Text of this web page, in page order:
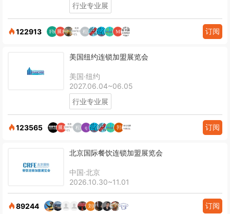
行业专业展
122913 订阅
美国纽约连锁加盟展览会
美国·纽约
2027.06.04~06.05
行业专业展
123565 订阅
北京国际餐饮连锁加盟展览会
中国·北京
2026.10.30~11.01
89244 订阅